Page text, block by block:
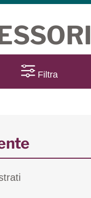
Filtra